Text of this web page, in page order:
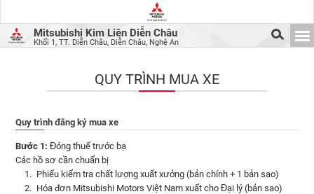
Mitsubishi Kim Liên Diễn Châu
Khối 1, TT. Diễn Châu, Diễn Châu, Nghệ An
QUY TRÌNH MUA XE
Quy trình đăng ký mua xe
Bước 1: Đóng thuế trước bạ
Các hồ sơ cần chuẩn bị
Phiếu kiểm tra chất lượng xuất xưởng (bản chính + 1 bản sao)
Hóa đơn Mitsubishi Motors Việt Nam xuất cho Đại lý (bản sao)